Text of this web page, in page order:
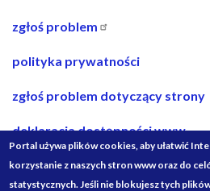
stopce
zgłoś problem
polityka prywatności
zgłoś problem dotyczący strony
deklaracja dostępności www
deklaracja dostępności bip
Portal używa plików cookies, aby ułatwić
korzystanie z naszych stron www oraz do
statystycznych. Jeśli nie blokujesz tych